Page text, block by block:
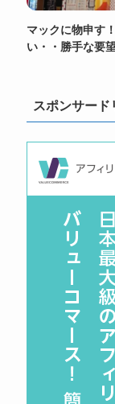
マックに物申す
い・・勝手な要
スポンサード